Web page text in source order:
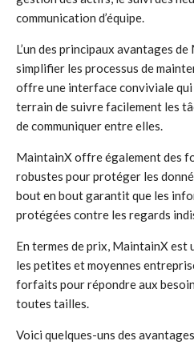
communication d’équipe.
L’un des principaux avantages
simplifier les processus de
offre une interface conviviale qui
terrain de suivre facilement les
de communiquer entre elles.
MaintainX offre également des
robustes pour protéger les
bout en bout garantit que les
protégées contre les regards
En termes de prix, MaintainX
les petites et moyennes
forfaits pour répondre aux
toutes tailles.
Voici quelques-uns des